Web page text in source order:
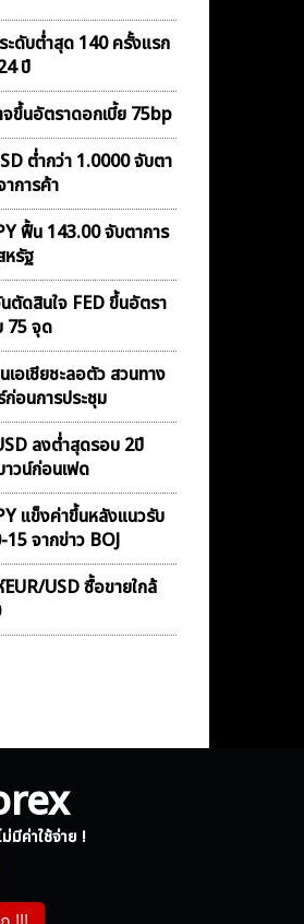
ะดับต่ำสุด 140 ครั้งแรก
ปี
จขึ้นอัตราดอกเบี้ย 75bp
ต่ำกว่า 1.0000 จับตา
าการค้า
ฟื้น 143.00 จับตาการ
หรัฐ
ตัดสินใจ FED ขึ้นอัตรา
75 จุด
เอเชียชะลอตัว สวนทาง
อนการประชุม
ลงต่ำสุดรอบ 2ปี
าวน์ก่อนเฟด
แข็งค่าขึ้นหลังแนวรับ
จากข่าว BOJ
EUR/USD ซื้อขายใกล้
มีค่าใช้จ่าย !